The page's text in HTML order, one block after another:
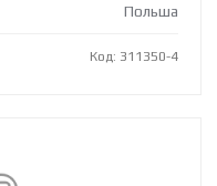
Польша
Код: 311350-4